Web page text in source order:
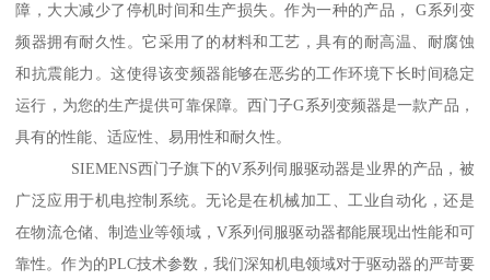
障，大大减少了停机时间和生产损失。作为一种的产品， G系列变
频器拥有耐久性。它采用了的材料和工艺，具有的耐高温、耐腐蚀
和抗震能力。这使得该变频器能够在恶劣的工作环境下长时间稳定
运行，为您的生产提供可靠保障。西门子G系列变频器是一款产品，
具有的性能、适应性、易用性和耐久性。
SIEMENS西门子旗下的V系列伺服驱动器是业界的产品，被
广泛应用于机电控制系统。无论是在机械加工、工业自动化，还是
在物流仓储、制造业等领域，V系列伺服驱动器都能展现出性能和可
靠性。作为的PLC技术参数，我们深知机电领域对于驱动器的严苛要